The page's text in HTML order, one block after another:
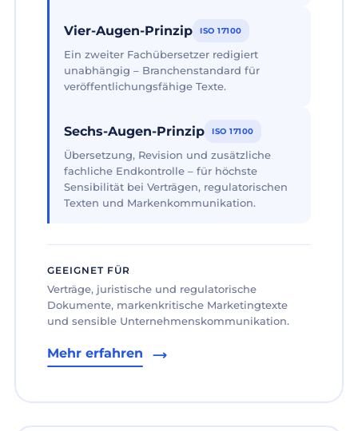
Vier-Augen-Prinzip ISO 17100
Ein zweiter Fachübersetzer redigiert
unabhängig – Branchenstandard für
veröffentlichungsfähige Texte.
Sechs-Augen-Prinzip ISO 17100
Übersetzung, Revision und zusätzliche
fachliche Endkontrolle – für höchste
Sensibilität bei Verträgen, regulatorischen
Texten und Markenkommunikation.
GEEIGNET FÜR
Verträge, juristische und regulatorische
Dokumente, markenkritische Marketingtexte
und sensible Unternehmenskommunikation.
Mehr erfahren